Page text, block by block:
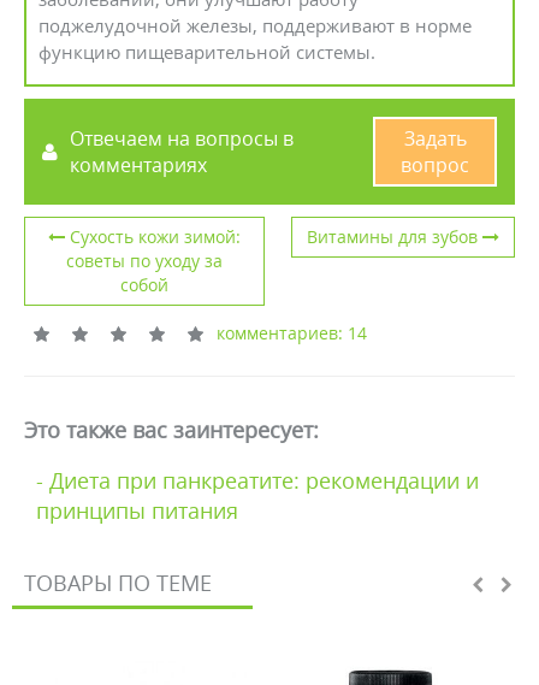
поджелудочной железы, поддерживают в норме
функцию пищеварительной системы.
Отвечаем на вопросы в
комментариях
Задать
вопрос
Сухость кожи зимой:
советы по уходу за
собой
Витамины для зубов
комментариев: 14
Это также вас заинтересует:
- Диета при панкреатите: рекомендации и
принципы питания
ТОВАРЫ ПО ТЕМЕ